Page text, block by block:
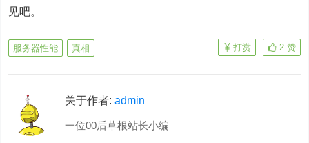
见吧。
服务器性能 真相 2 赞
打赏
关于作者:admin
一位00后草根站长小编